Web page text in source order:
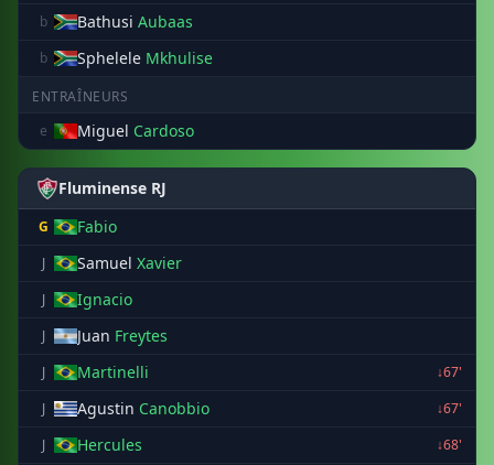
b Bathusi Aubaas
b Sphelele Mkhulise
ENTRAÎNEURS
e
Miguel Cardoso
Fluminense RJ
G Fabio
J Samuel Xavier
J Ignacio
J Juan Freytes
J Martinelli
↓67'
J
Agustin Canobbio
↓67'
J
Hercules
↓68'